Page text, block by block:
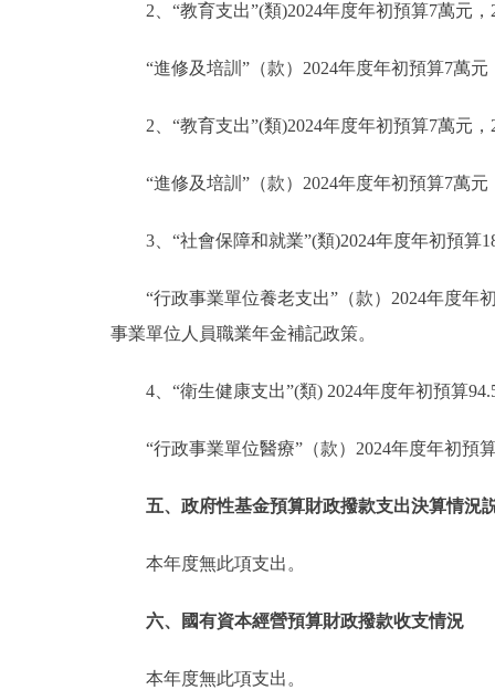
2、“教育支出”(類)2024年度年初預算7萬元
“進修及培訓”（款）2024年度年初預算7萬
2、“教育支出”(類)2024年度年初預算7萬元
“進修及培訓”（款）2024年度年初預算7萬
3、“社會保障和就業”(類)2024年度年初預算
“行政事業單位養老支出”（款）2024年度年
事業單位人員職業年金補記政策。
4、“衛生健康支出”(類) 2024年度年初預算
“行政事業單位醫療”（款）2024年度年初預
五、政府性基金預算財政撥款支出決算情況
本年度無此項支出。
六、國有資本經營預算財政撥款收支情況
本年度無此項支出。